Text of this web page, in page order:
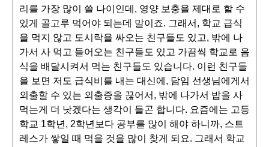
리를 가장 많이 쓸 나이인데, 영양 보충을 제대로 할 수
있게 골고루 먹어야 되는데 말이죠. 그래서, 학교 급식
을 먹지 않고 도시락을 싸오는 친구들도 있고, 밖에 나
가서 사 먹고 들어오는 친구들도 있고 가끔씩 학교로 음
식을 배달시켜서 먹는 친구들도 있습니다. 이런 친구들
을 보면 저도 급식비를 내는 대신에, 담임 선생님에게서
외출할 수 있는 외출증을 끊어서, 밖에 나가서 밥을 사
먹는게 더 낫겠다는 생각이 들곤 합니다. 요즘에는 고등
학교 1학년, 2학년보다 공부를 많이 해야 하니까, 스트
레스가 쌓일 때 먹을 것을 많이 찾게 되요. 그래서 학교